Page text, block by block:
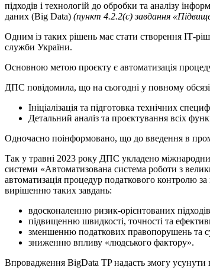
підходів і технологій до обробки та аналізу
даних (Big Data) (пункт 4.2.2(c) завдання
Одним із таких рішень має стати створення ІТ-
служби України.
Основною метою проєкту є автоматизація
ДПС повідомила, що на сьогодні у повному
Ініціалізація та підготовка технічних
Детальний аналіз та проєктування всіх
Одночасно поінформовано, що до введення в
Так у травні 2023 року ДПС укладено
системи «Автоматизована система роботи з
автоматизація процедур податкового контролю
вирішенню таких завдань:
вдосконаленню ризик-орієнтованих
підвищенню швидкості, точності та
зменшенню податкових правопорушень та
зниженню впливу «людського фактору».
Впровадження BigData TP надасть змогу усунути